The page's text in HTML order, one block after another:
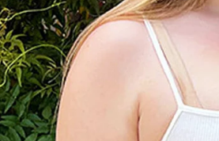
ส.ส. 2)แคนดิเดทนายกฯ และ3)ตัวนโย
บายสำคัญมาก เป็นโรดแมปที่พรรค
พรรคเพื่อไทยสะสมเกียรติภูมิเรื่องท
การเมืองใดที่เบี้ยวไม่ทำตามนโยบ